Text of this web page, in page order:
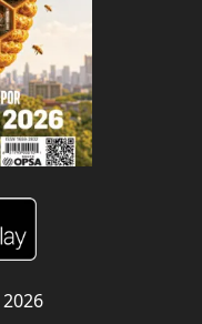
2026